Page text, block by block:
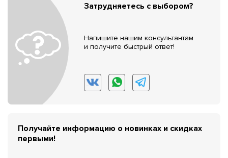
Затрудняетесь с выбором?
Напишите нашим консультантам
и получите быстрый ответ!
Получайте информацию о новинках и скидках
первыми!